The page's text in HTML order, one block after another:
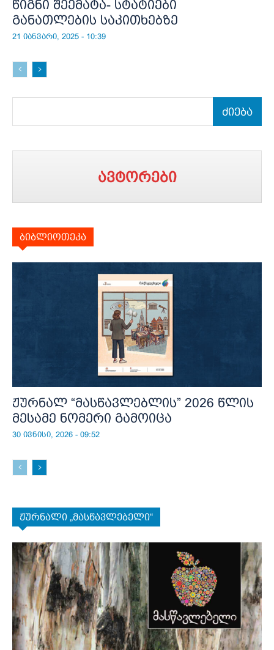
წიგნი შეემატა- სტატიები
განათლების საკითხებზე
21 იანვარი, 2025 - 10:39
ძიება
ავტორები
ბიბლიოთეკა
ჟურნალ “მასწავლებლის” 2026 წლის
მესამე ნომერი გამოიცა
30 ივნისი, 2026 - 09:52
ჟურნალი „მასწავლებელი“